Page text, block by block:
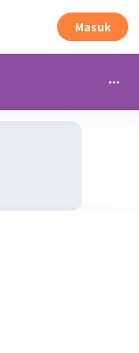
Masuk